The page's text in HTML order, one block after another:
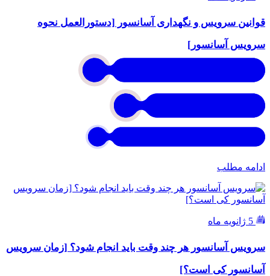
قوانین سرویس و نگهداری آسانسور [دستورالعمل نحوه
سرویس آسانسور]
ادامه مطلب
سرویس آسانسور هر چند وقت باید انجام شود؟ [زمان سرویس
آسانسور کی است؟]